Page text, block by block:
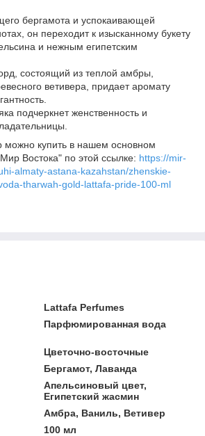
бергамота и успокаивающей
он переходит к изысканному букету
и нежным египетским
состоящий из теплой амбры,
ветивера, придает аромату
подчеркнет женственность и
можно купить в нашем основном
Востока" по этой ссылке: https://mir-
almaty-astana-kazahstan/zhenskie-
tharwah-gold-lattafa-pride-100-ml
Lattafa Perfumes
Парфюмированная вода
Цветочно-восточные
Бергамот, Лаванда
Апельсиновый цвет,
Египетский жасмин
Амбра, Ваниль, Ветивер
100 мл